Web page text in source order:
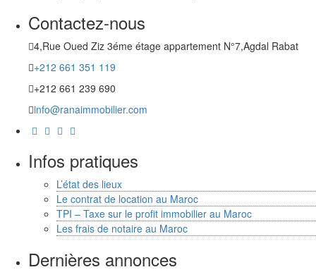
Contactez-nous
4,Rue Oued Ziz 3éme étage appartement N°7,Agdal Rabat
+212 661 351 119
+212 661 239 690
info@ranaimmobilier.com
Infos pratiques
L’état des lieux
Le contrat de location au Maroc
TPI – Taxe sur le profit immobilier au Maroc
Les frais de notaire au Maroc
Dernières annonces